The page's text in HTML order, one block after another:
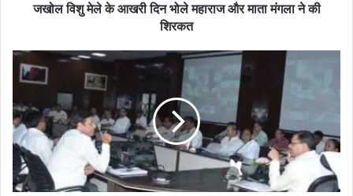
जखोल विशु मेले के आखरी दिन भोले महाराज और माता मंगला ने की
शिरकत